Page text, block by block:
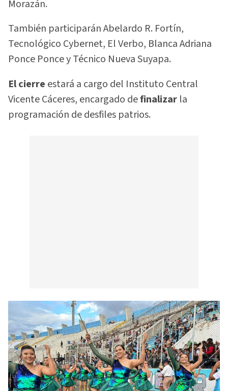
Morazán.
También participarán Abelardo R. Fortín,
Tecnológico Cybernet, El Verbo, Blanca Adriana
Ponce Ponce y Técnico Nueva Suyapa.
El cierre estará a cargo del Instituto Central
Vicente Cáceres, encargado definalizar la
programación de desfiles patrios.